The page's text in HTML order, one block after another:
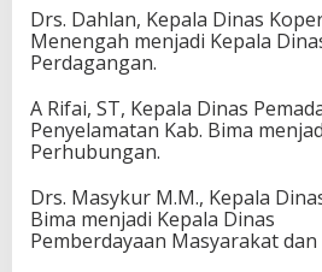
Drs. Dahlan, Kepala Dinas
Menengah menjadi Kepala
Perdagangan.
A Rifai, ST, Kepala Dinas
Penyelamatan Kab. Bima
Perhubungan.
Drs. Masykur M.M., Kepala
Bima menjadi Kepala Dinas
Pemberdayaan Masyarakat dan